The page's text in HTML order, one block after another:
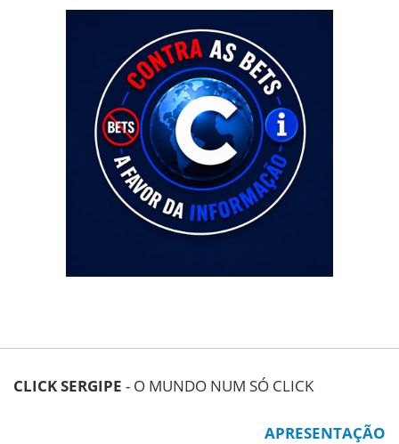
CLICK SERGIPE - O MUNDO NUM SÓ CLICK
APRESENTAÇÃO